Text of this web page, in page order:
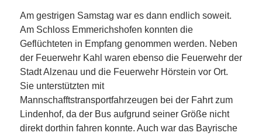
Am gestrigen Samstag war es dann endlich soweit.
Am Schloss Emmerichshofen konnten die
Geflüchteten in Empfang genommen werden. Neben
der Feuerwehr Kahl waren ebenso die Feuerwehr der
Stadt Alzenau und die Feuerwehr Hörstein vor Ort.
Sie unterstützten mit
Mannschafftstransportfahrzeugen bei der Fahrt zum
Lindenhof, da der Bus aufgrund seiner Größe nicht
direkt dorthin fahren konnte. Auch war das Bayrische